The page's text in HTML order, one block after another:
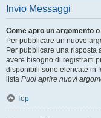
Invio Messaggi
Come apro un argomento
Per pubblicare un nuovo
Per pubblicare una risposta
avere bisogno di registrarti
disponibili sono elencate in
lista Puoi aprire nuovi
Top